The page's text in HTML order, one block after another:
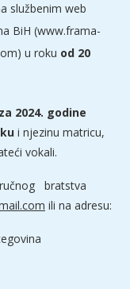
službenim web
BiH (www.frama-
u roku od 20
2024. godine
i njezinu matricu,
vokali.
bratstva
ili na adresu: